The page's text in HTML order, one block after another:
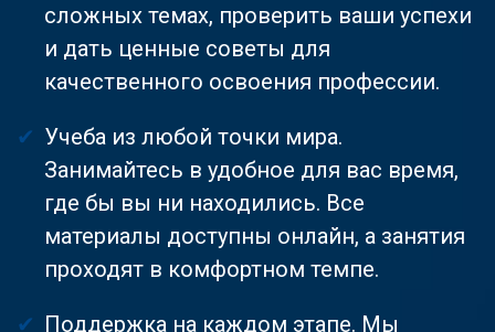
сложных темах, проверить ваши успехи
и дать ценные советы для
качественного освоения профессии.
Учеба из любой точки мира.
Занимайтесь в удобное для вас время,
где бы вы ни находились. Все
материалы доступны онлайн, а занятия
проходят в комфортном темпе.
Поддержка на каждом этапе. Мы